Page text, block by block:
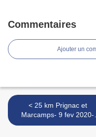
Commentaires
Ajouter un
< 25 km Prignac et
Marcamps- 9 fev 2020-
Petites merveilles entre